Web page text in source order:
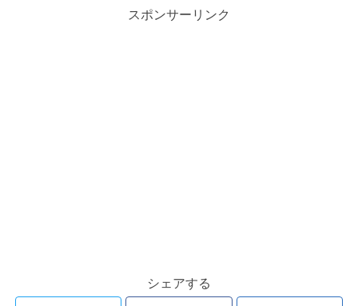
スポンサーリンク
シェアする